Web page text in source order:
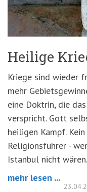
Heilige
Kriege sind wieder
mehr
eine Doktrin, die
verspricht. Gott
heiligen Kampf.
Religionsführer -
Istanbul nicht wären.
mehr lesen ...